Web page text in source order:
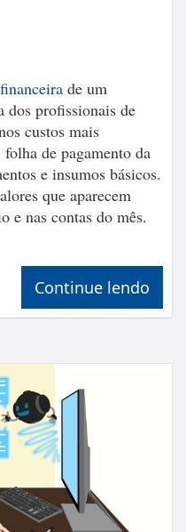
de um
profissionais de
custos mais
de pagamento da
e insumos básicos.
que aparecem
e nas contas do mês.
Continue lendo